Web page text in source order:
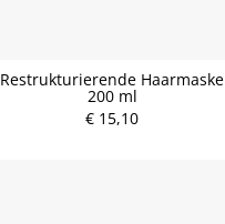
Restrukturierende Haarmaske
200 ml
€ 15,10